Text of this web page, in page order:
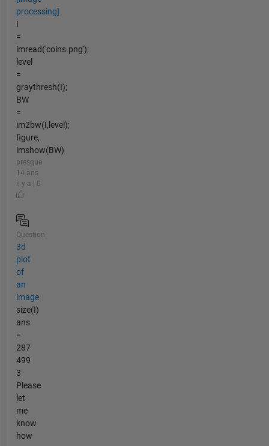
processing]
I
=
imread('coins.png');
level
=
graythresh(I);
BW
=
im2bw(I,level);
figure,
imshow(BW)
presque
14 ans
il y a | 0
Question
3d
plot
of
an
image
size(I)
ans
=
287
499
3
Please
let
me
know
how